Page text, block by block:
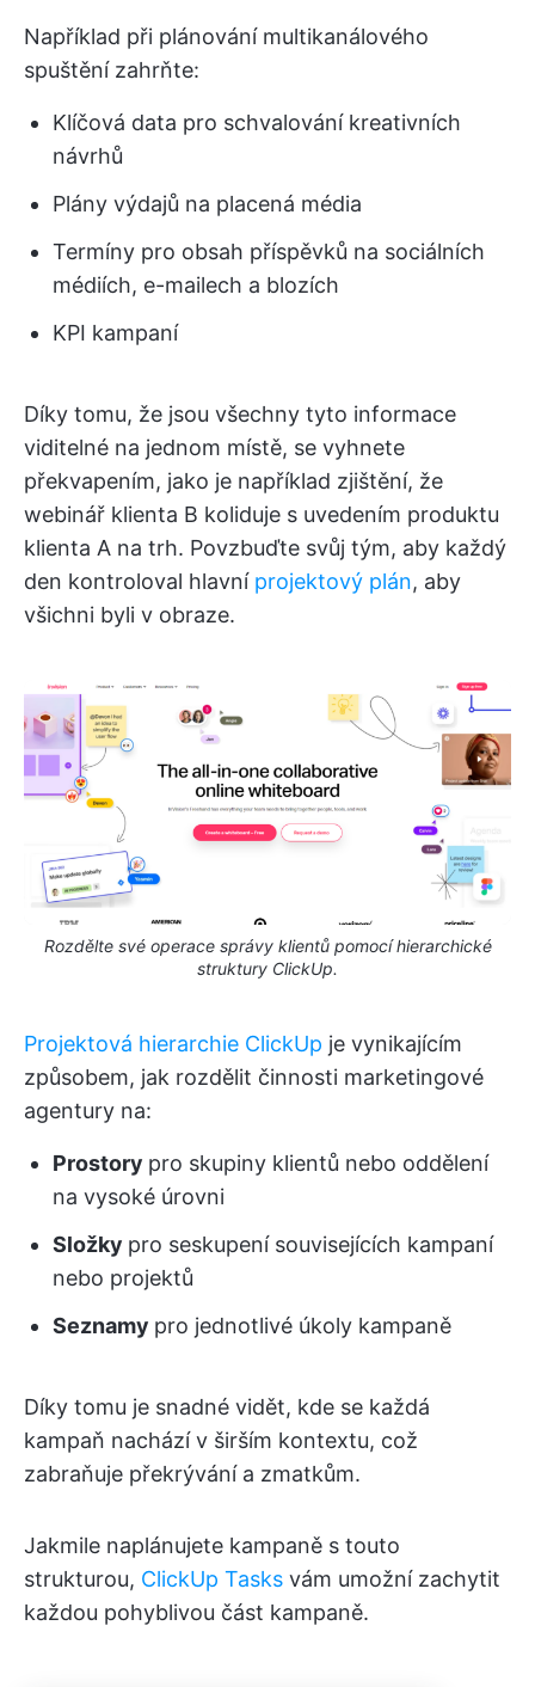
Například při plánování multikanálového
spuštění zahrňte:
Klíčová data pro schvalování kreativních
návrhů
Plány výdajů na placená média
Termíny pro obsah příspěvků na sociálních
médiích, e-mailech a blozích
KPI kampaní
Díky tomu, že jsou všechny tyto informace
viditelné na jednom místě, se vyhnete
překvapením, jako je například zjištění, že
webinář klienta B koliduje s uvedením produktu
klienta A na trh. Povzbuďte svůj tým, aby každý
den kontroloval hlavní projektový plán, aby
všichni byli v obraze.
Rozdělte své operace správy klientů pomocí hierarchické
struktury ClickUp.
Projektová hierarchie ClickUp je vynikajícím
způsobem, jak rozdělit činnosti marketingové
agentury na:
Prostory pro skupiny klientů nebo oddělení
na vysoké úrovni
Složky pro seskupení souvisejících kampaní
nebo projektů
Seznamy pro jednotlivé úkoly kampaně
Díky tomu je snadné vidět, kde se každá
kampaň nachází v širším kontextu, což
zabraňuje překrývání a zmatkům.
Jakmile naplánujete kampaně s touto
strukturou, ClickUp Tasks vám umožní zachytit
každou pohyblivou část kampaně.